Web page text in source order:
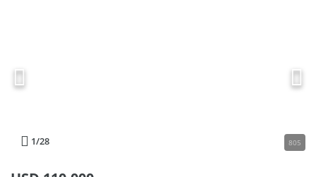
1/28 805